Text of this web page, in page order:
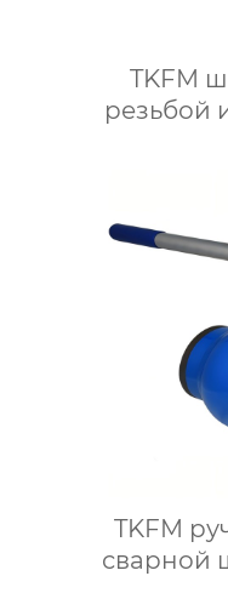
TKFM
резьбой
TKFM
сварной